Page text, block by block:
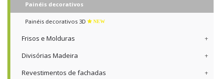
Painéis decorativos
Painéis decorativos 3D NEW
Frisos e Molduras
Divisórias Madeira
Revestimentos de fachadas